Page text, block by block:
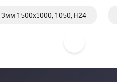
1500x3000, 1050, Н24